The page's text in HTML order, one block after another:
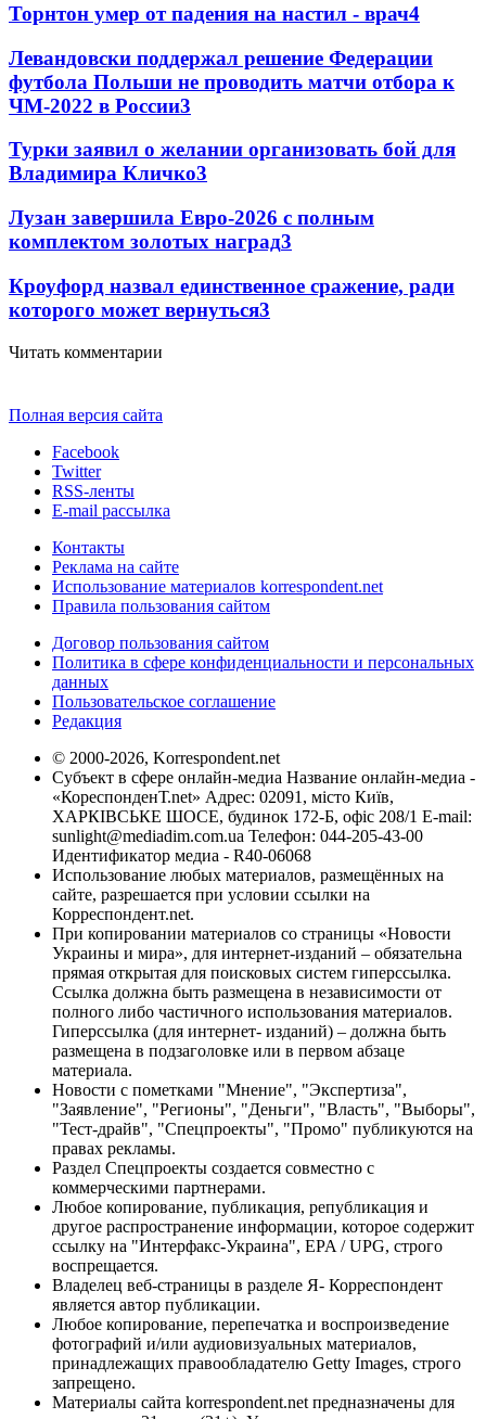
Торнтон умер от падения на настил - врач4
Левандовски поддержал решение Федерации
футбола Польши не проводить матчи отбора к
ЧМ-2022 в России3
Турки заявил о желании организовать бой для
Владимира Кличко3
Лузан завершила Евро-2026 с полным
комплектом золотых наград3
Кроуфорд назвал единственное сражение, ради
которого может вернуться3
Читать комментарии
Полная версия сайта
Facebook
Twitter
RSS-ленты
E-mail рассылка
Контакты
Реклама на сайте
Использование материалов korrespondent.net
Правила пользования сайтом
Договор пользования сайтом
Политика в сфере конфиденциальности и персональных
данных
Пользовательское соглашение
Редакция
© 2000-2026, Korrespondent.net
Субъект в сфере онлайн-медиа Название онлайн-медиа -
«КореспонденТ.net» Адрес: 02091, місто Київ,
ХАРКІВСЬКЕ ШОСЕ, будинок 172-Б, офіс 208/1 E-mail:
sunlight@mediadim.com.ua Телефон: 044-205-43-00
Идентификатор медиа - R40-06068
Использование любых материалов, размещённых на
сайте, разрешается при условии ссылки на
Корреспондент.net.
При копировании материалов со страницы «Новости
Украины и мира», для интернет-изданий – обязательна
прямая открытая для поисковых систем гиперссылка.
Ссылка должна быть размещена в независимости от
полного либо частичного использования материалов.
Гиперссылка (для интернет- изданий) – должна быть
размещена в подзаголовке или в первом абзаце
материала.
Новости с пометками "Мнение", "Экспертиза",
"Заявление", "Регионы", "Деньги", "Власть", "Выборы",
"Тест-драйв", "Спецпроекты", "Промо" публикуются на
правах рекламы.
Раздел Спецпроекты создается совместно с
коммерческими партнерами.
Любое копирование, публикация, републикация и
другое распространение информации, которое содержит
ссылку на "Интерфакс-Украина", EPA / UPG, строго
воспрещается.
Владелец веб-страницы в разделе Я- Корреспондент
является автор публикации.
Любое копирование, перепечатка и воспроизведение
фотографий и/или аудиовизуальных материалов,
принадлежащих правообладателю Getty Images, строго
запрещено.
Материалы сайта korrespondent.net предназначены для